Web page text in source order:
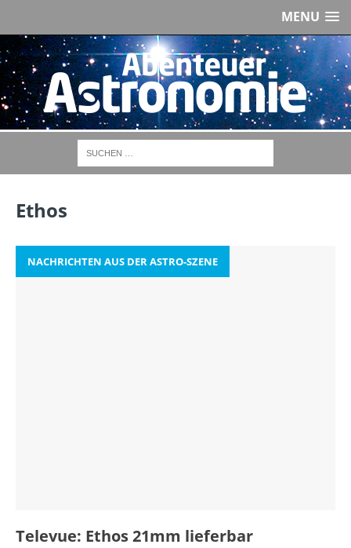
MENU
Ethos
NACHRICHTEN AUS DER ASTRO-SZENE
Televue: Ethos 21mm lieferbar